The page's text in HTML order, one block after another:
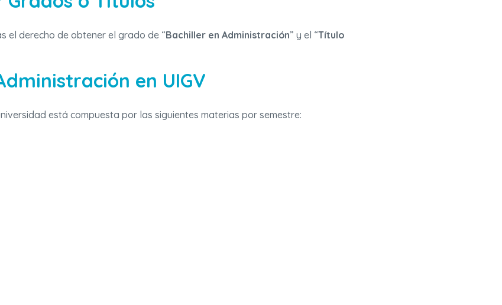
el derecho de obtener el grado de “Bachiller en Administración” y el “Título
en UIGV
está compuesta por las siguientes materias por semestre: